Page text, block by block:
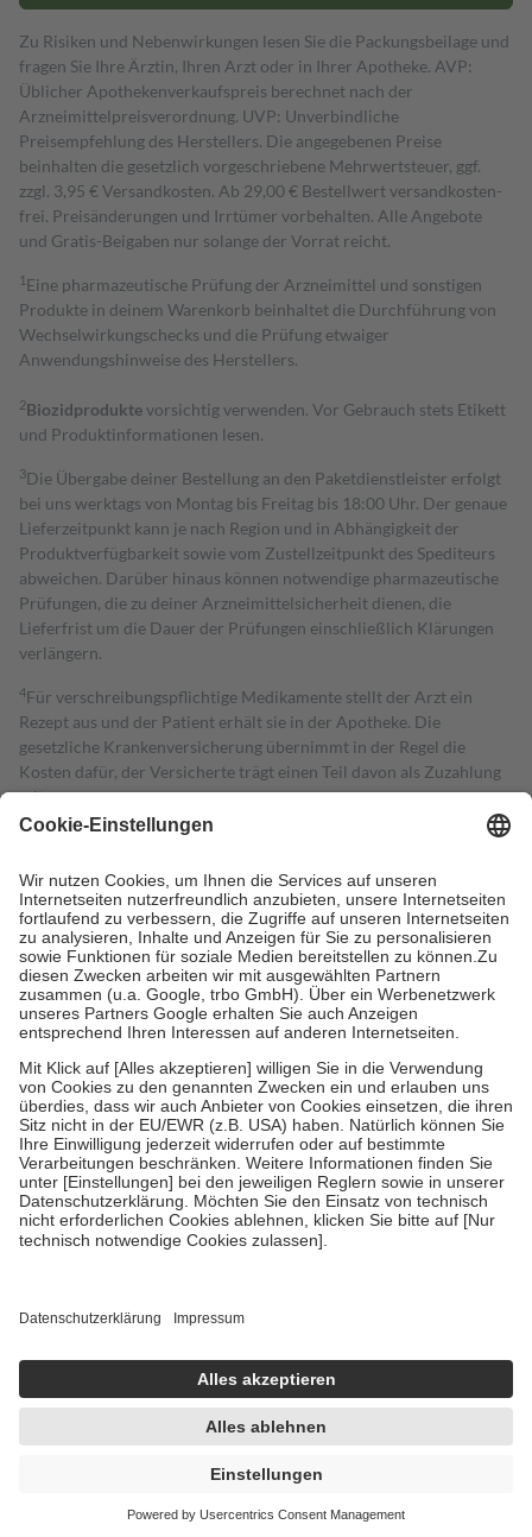
Zu Risiken und Nebenwirkungen lesen Sie die Packungsbeilage und
fragen Sie Ihre Ärztin, Ihren Arzt oder in Ihrer Apotheke. AVP:
Üblicher Apothekenverkaufspreis berechnet nach der
Arzneimittelpreisverordnung. UVP: Unverbindliche
Preisempfehlung des Herstellers. Die angegebenen Preise
beinhalten die gesetzlich vorgeschriebene Mehrwertsteuer, ggf.
zzgl. 3,95 € Versandkosten. Ab 29,00 € Bestell­wert versand­kosten­
frei. Preisänderungen und Irrtümer vorbehalten. Alle Angebote
und Gratis-Beigaben nur solange der Vorrat reicht.
1 Eine pharmazeutische Prüfung der Arzneimittel und sonstigen
Produkte in deinem Warenkorb beinhaltet die Durchführung von
Wechselwirkungschecks und die Prüfung etwaiger
Anwendungshinweise des Herstellers.
2Biozidproduktevorsichtig verwenden. Vor Gebrauch stets Etikett
und Produktinformationen lesen.
3Die Übergabe deiner Bestellung an den Paketdienstleister erfolgt
bei uns werktags von Montag bis Freitag bis 18:00 Uhr. Der genaue
Lieferzeitpunkt kann je nach Region und in Abhängigkeit der
Produktverfügbarkeit sowie vom Zustellzeitpunkt des Spediteurs
abweichen. Darüber hinaus können notwendige pharmazeutische
Prüfungen, die zu deiner Arzneimittelsicherheit dienen, die
Lieferfrist um die Dauer der Prüfungen einschließlich Klärungen
verlängern.
4Für verschreibungspflichtige Medikamente stellt der Arzt ein
Rezept aus und der Patient erhält sie in der Apotheke. Die
gesetzliche Krankenversicherung übernimmt in der Regel die
Kosten dafür, der Versicherte trägt einen Teil davon als Zuzahlung
mit.
Grundsätzlich leisten Mitglieder Zuzahlungen in Höhe von zehn
höchstens zehn Euro.
Es sind jedoch nie mehr als die tatsächlichen
Kosten der Leistung zu entrichten.
Diese Regeln gelten grundsätzlich auch für Online-Apotheken.
Bei Heilmitteln und häuslicher Krankenpflege beträgt die
Zuzahlung zehn Prozent der Kosten sowie zehn Euro je
Verordnung.
Um das Engagement der Versicherten für ihre eigene Gesundheit zu
stärken und die besondere Stellung der Familie zu unterstützen,
fallenkeine Zuzahlungenan bei:
• Kindern und Jugendlichen bis zum vollendeten 18. Lebensjahr
mit Ausnahme der Fahrkosten
• Untersuchungen zur Vorsorge und Früherkennung, die von der
GKV getragen werden
• empfohlenen Schutzimpfungen
• Harn- und Blutteststreifen
getroffen, um sicherzustellen, dass es sich um echte Bewertungen
https://help.etrusted.com/hc/de/articles/4419944605341
Einige Bilder und Inhalte wurden unter Zuhilfenahme künstlicher